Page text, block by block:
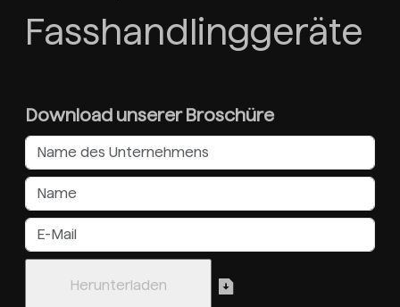
Fasshandlinggeräte
Download unserer Broschüre